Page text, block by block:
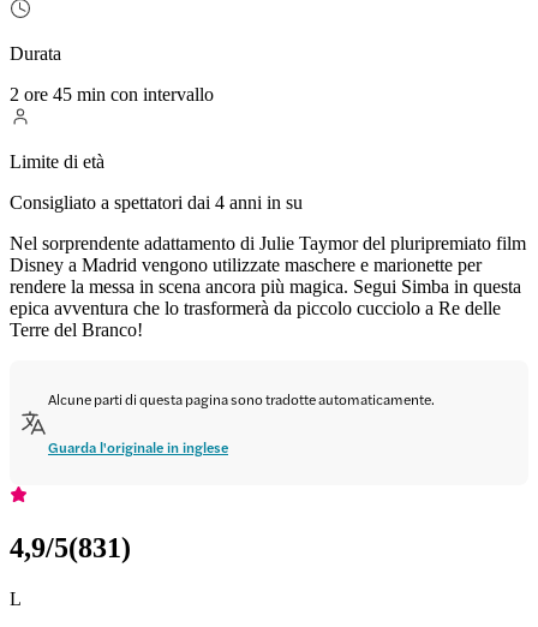
Durata
2 ore 45 min con intervallo
Limite di età
Consigliato a spettatori dai 4 anni in su
Nel sorprendente adattamento di Julie Taymor del pluripremiato film
Disney a Madrid vengono utilizzate maschere e marionette per
rendere la messa in scena ancora più magica. Segui Simba in questa
epica avventura che lo trasformerà da piccolo cucciolo a Re delle
Terre del Branco!
Alcune parti di questa pagina sono tradotte automaticamente.
Guarda l'originale in inglese
4,9/5(831)
L